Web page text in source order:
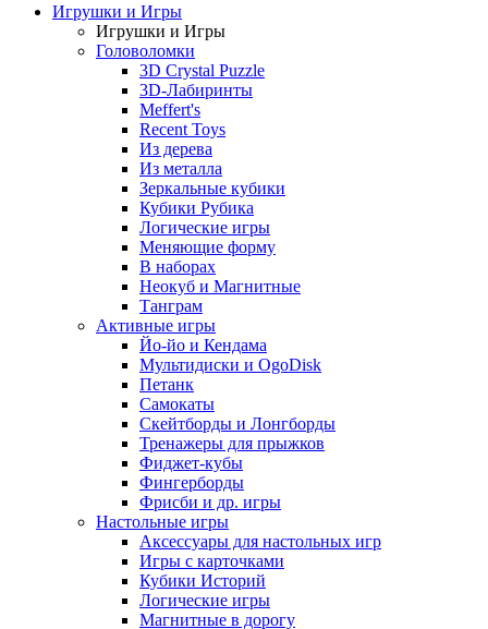
Игрушки и Игры
Игрушки и Игры
Головоломки
3D Crystal Puzzle
3D-Лабиринты
Meffert's
Recent Toys
Из дерева
Из металла
Зеркальные кубики
Кубики Рубика
Логические игры
Меняющие форму
В наборах
Неокуб и Магнитные
Танграм
Активные игры
Йо-йо и Кендама
Мультидиски и OgoDisk
Петанк
Самокаты
Скейтборды и Лонгборды
Тренажеры для прыжков
Фиджет-кубы
Фингерборды
Фрисби и др. игры
Настольные игры
Аксессуары для настольных игр
Игры с карточками
Кубики Историй
Логические игры
Магнитные в дорогу